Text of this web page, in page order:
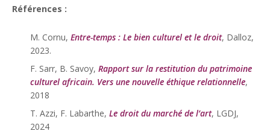
Références :
M. Cornu, Entre-temps : Le bien culturel et le droit, Dalloz,
2023.
F. Sarr, B. Savoy, Rapport sur la restitution du patrimoine
culturel africain. Vers une nouvelle éthique relationnelle,
2018
T. Azzi, F. Labarthe, Le droit du marché de l’art, LGDJ,
2024